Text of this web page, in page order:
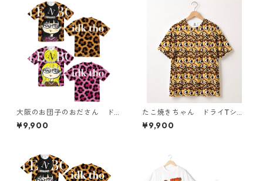
大阪のお団子のおださん ド
ライTシャツ （キッズ〜大人X
L）
¥9,900
たこ焼きちゃん ドライTシャ
ツ （キッズ〜大人XL）
¥9,900